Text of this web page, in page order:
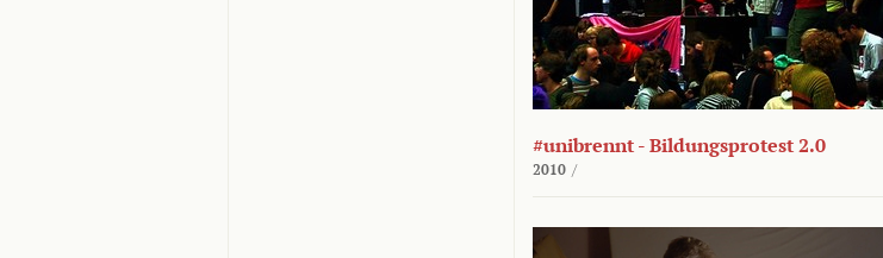
#unibrennt - Bildungsprotest 2.0
2010 /